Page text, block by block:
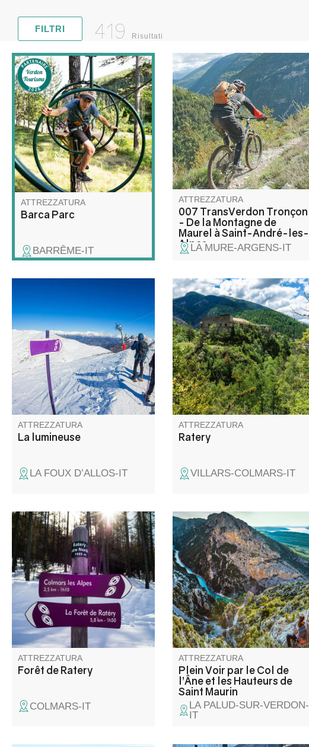
FILTRI 419 Risultati
Barca Parc è un parco
ricreativo multiattività con
percorsi ad alta fune, un'area
di rete per bambini,
orienteering sul tema degli
animali della foresta, giochi di
fuga nella natura, tiro con
l'arco, gelly tag e lancio
dell'ascia!
ATTREZZATURA
Barca Parc
BARRÊME-IT
Quasi 1.000 metri di dislivello
prima di raggiungere la valle di
Issole e poi Saint-André-les-
Alpes, in una discesa veloce,
tecnica e soprattutto divertente.
Una vera chicca per gli amanti
della mountain bike!
ATTREZZATURA
007 TransVerdon Tronçon
- De la Montagne de
Maurel à Saint-André-les-
Alpes
LA MURE-ARGENS-IT
La Lumineuse
ATTREZZATURA
La lumineuse
LA FOUX D’ALLOS-IT
Godetevi i boschi ombrosi
durante la salita. Ammirate e
godetevi le montagne
circostanti, i vasti prati, le
mandrie di bestiame e la vista
mozzafiato sul villaggio di
Colmars.
ATTREZZATURA
Ratery
VILLARS-COLMARS-IT
Un sentiero forestale per
un'avventura nordica di radura
in radura.
ATTREZZATURA
Forêt de Ratery
COLMARS-IT
Vista eccezionale sul punto in
cui il Lac de Sainte-Croix
incontra le gole. Osservate gli
avvoltoi e le foreste di Saint-
Maurin.
ATTREZZATURA
Plein Voir par le Col de
l’Âne et les Hauteurs de
Saint Maurin
LA PALUD-SUR-VERDON-
IT